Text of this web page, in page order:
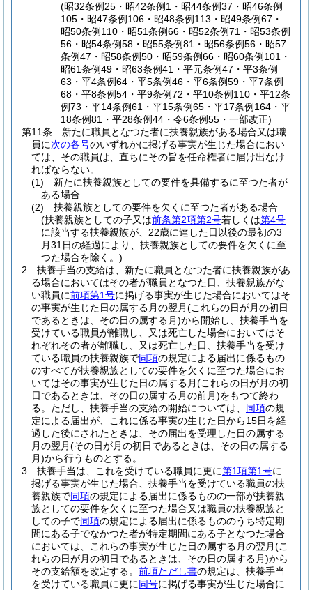
(昭32条例25・昭42条例1・昭44条例37・昭46条例
105・昭47条例106・昭48条例113・昭49条例67・
昭50条例110・昭51条例66・昭52条例71・昭53条例
56・昭54条例58・昭55条例81・昭56条例56・昭57
条例47・昭58条例50・昭59条例66・昭60条例101・
昭61条例49・昭63条例41・平元条例47・平3条例
63・平4条例64・平5条例46・平6条例59・平7条例
68・平8条例54・平9条例72・平10条例110・平12条
例73・平14条例61・平15条例65・平17条例164・平
18条例81・平28条例44・令6条例55・一部改正)
第11条
新たに職員となつた者に扶養親族がある場合又は職
員に次の各号のいずれかに掲げる事実が生じた場合におい
ては、その職員は、直ちにその旨を任命権者に届け出なけ
ればならない。
(1)
新たに扶養親族としての要件を具備するに至つた者が
ある場合
(2)
扶養親族としての要件を欠くに至つた者がある場合
(扶養親族としての子又は前条第2項第2号若しくは第4号
に該当する扶養親族が、22歳に達した日以後の最初の3
月31日の経過により、扶養親族としての要件を欠くに至
つた場合を除く。)
2
扶養手当の支給は、新たに職員となつた者に扶養親族があ
る場合においてはその者が職員となつた日、扶養親族がな
い職員に前項第1号に掲げる事実が生じた場合においてはそ
の事実が生じた日の属する月の翌月(これらの日が月の初日
であるときは、その日の属する月)から開始し、扶養手当を
受けている職員が離職し、又は死亡した場合においてはそ
れぞれその者が離職し、又は死亡した日、扶養手当を受け
ている職員の扶養親族で同項の規定による届出に係るもの
のすべてが扶養親族としての要件を欠くに至つた場合にお
いてはその事実が生じた日の属する月(これらの日が月の初
日であるときは、その日の属する月の前月)をもつて終わ
る。 ただし、扶養手当の支給の開始については、 同項の規
定による届出が、これに係る事実の生じた日から15日を経
過した後にされたときは、その届出を受理した日の属する
月の翌月(その日が月の初日であるときは、その日の属する
月)から行うものとする。
3
扶養手当は、これを受けている職員に更に第1項第1号に
掲げる事実が生じた場合、扶養手当を受けている職員の扶
養親族で同項の規定による届出に係るものの一部が扶養親
族としての要件を欠くに至つた場合又は職員の扶養親族と
しての子で同項の規定による届出に係るもののうち特定期
間にある子でなかつた者が特定期間にある子となつた場合
においては、これらの事実が生じた日の属する月の翌月(こ
れらの日が月の初日であるときは、その日の属する月)から
その支給額を改定する。 前項ただし書の規定は、扶養手当
を受けている職員に更に同号に掲げる事実が生じた場合に